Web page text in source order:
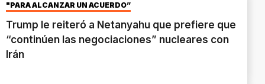
"PARA ALCANZAR UN ACUERDO”
Trump le reiteró a Netanyahu que prefiere que
“continúen las negociaciones” nucleares con
Irán